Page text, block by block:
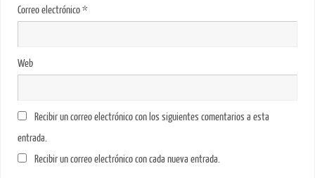
Correo electrónico*
Web
Recibir un correo electrónico con los siguientes comentarios a esta
entrada.
Recibir un correo electrónico con cada nueva entrada.